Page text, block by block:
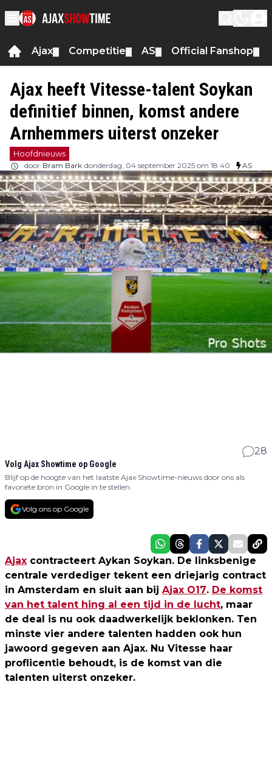
Ajax Competitie AS Official Fanshop
Ajax heeft Vitesse-talent Soykan
definitief binnen, komst andere
Arnhemmers uiterst onzeker
Hoofdnieuws
door Bram Bark donderdag, 04 september 2025 om 18:40 AS
28
Volg Ajax Showtime op Google
Blijf op de hoogte van het laatste Ajax Showtime-nieuws door ons als
favoriete bron in Google in te stellen.
Volg ons op Google
Ajax contracteert Aykan Soykan. De linksbenige
centrale verdediger tekent een driejarig contract
in Amsterdam en sluit aan bij Ajax O17. De komst
van het talent hing al een tijd in de lucht, maar
de deal is nu ook daadwerkelijk beklonken. Ten
minste vier andere talenten hadden ook hun
jawoord gegeven aan Ajax. Nu Vitesse haar
proflicentie behoudt, is de komst van die
talenten uiterst onzeker.